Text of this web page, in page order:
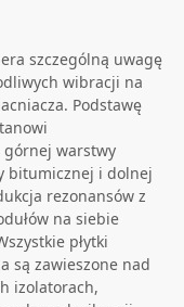
szczególną uwagę
wibracji na
Podstawę
górnej warstwy
bitumicznej i dolnej
rezonansów z
na siebie
płytki
są zawieszone nad
izolatorach,